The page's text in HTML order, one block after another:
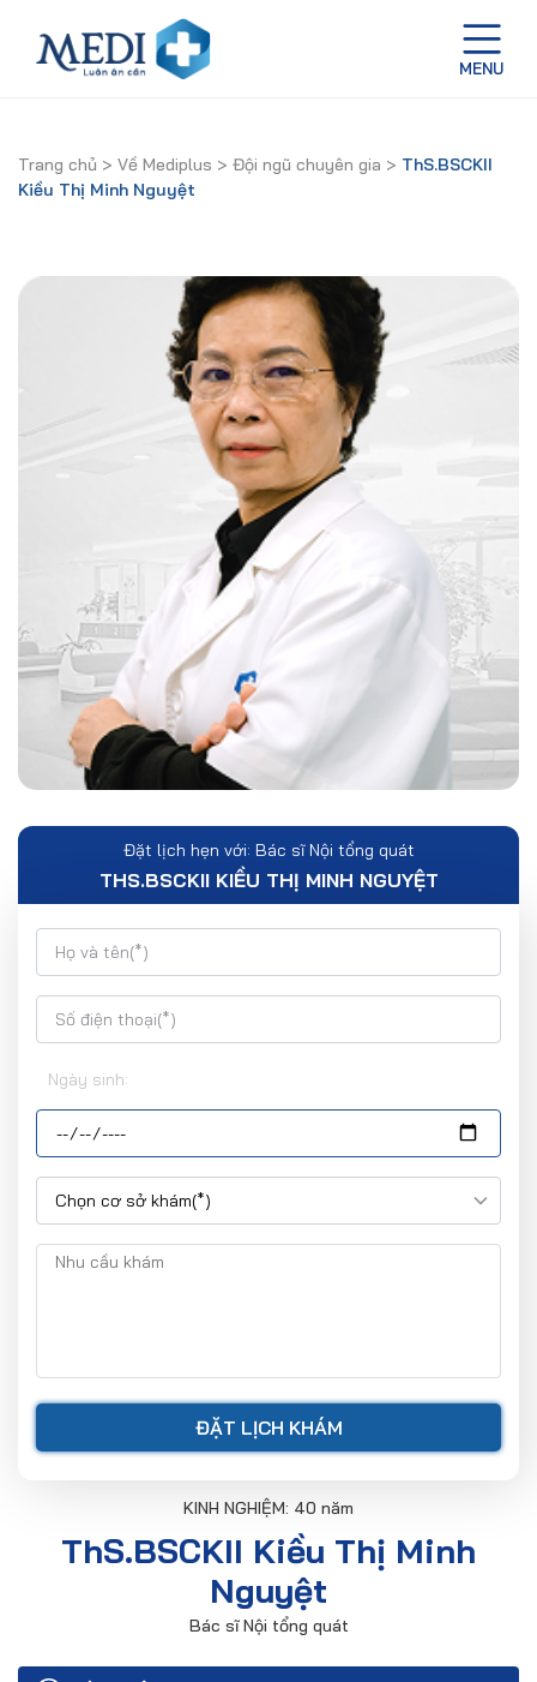
Trang chủ > Về Mediplus > Đội ngũ chuyên gia > ThS.BSCKII
Kiều Thị Minh Nguyệt
Đặt lịch hẹn với: Bác sĩ Nội tổng quát
THS.BSCKII KIỀU THỊ MINH NGUYỆT
Ngày sinh:
KINH NGHIỆM: 40 năm
ThS.BSCKII Kiều Thị Minh
Nguyệt
Bác sĩ Nội tổng quát